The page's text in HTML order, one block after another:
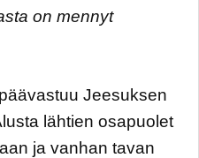
on mennyt
Jeesuksen
lähtien osapuolet
ja vanhan tavan